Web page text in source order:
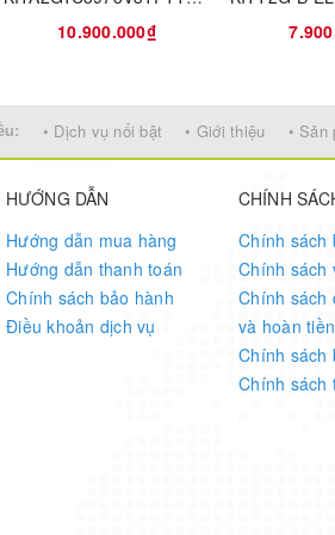
x 16) FLASH 32-VQFN (5x5)
10.900.000₫
• Dịch vụ nổi bật • Giới thiệu • Sản
HƯỚNG DẪN
Hướng dẫn mua hàng
Hướng dẫn thanh toán
Chính sách bảo hành
Điều khoản dịch vụ
CHÍNH
Chính sách
Chính sách
Chính sách
và hoàn tiền
Chính sách
Chính sách